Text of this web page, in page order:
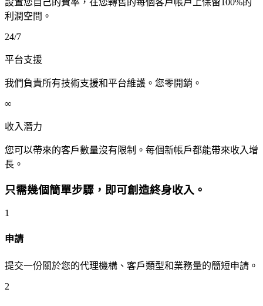
利潤空間。
24/7
平台支援
我們負責所有技術支援和平台維護。您零開銷。
∞
收入潛力
您可以帶來的客戶數量沒有限制。每個新帳戶都能帶來收入增
長。
只需幾個簡單步驟，即可創造終身收入。
1
申請
提交一份關於您的代理機構、客戶類型和業務量的簡短申請。
2